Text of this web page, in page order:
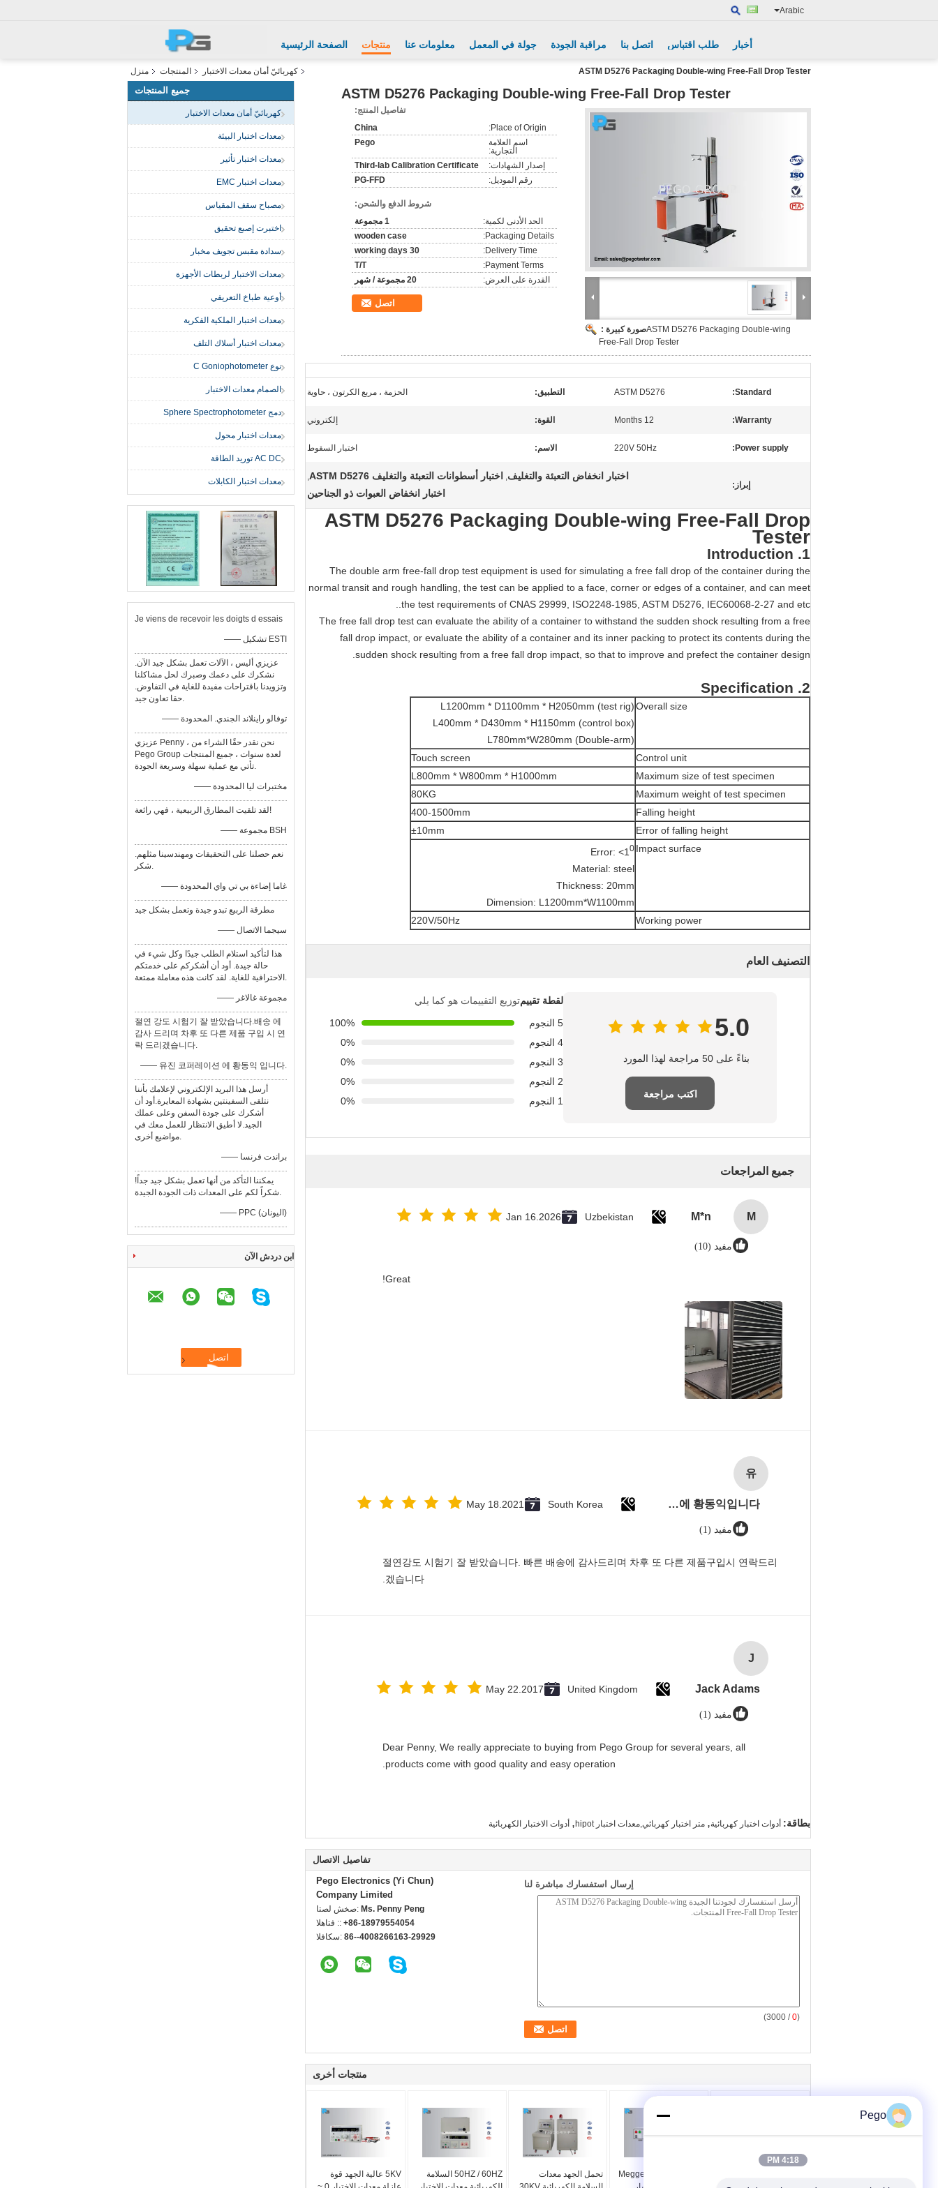
Arabic
الصفحة الرئيسية منتجات معلومات عنا جولة في المعمل مراقبة الجودة اتصل بنا طلب اقتباس أخبار
منزل المنتجات كهربائيّ أمان معدات الاختبار ASTM D5276 Packaging Double-wing Free-Fall Drop Tester
جميع المنتجات
كهربائيّ أمان معدات الاختبار
معدات اختبار البيئة
معدات اختبار تأثير
معدات اختبار EMC
مصباح سقف المقياس
اختبرت إصبع تحقيق
سدادة مقبس تجويف مخبار
معدات الاختبار لربطات الأجهزة
أوعية طباخ التعريفي
معدات اختبار الملكية الفكرية
معدات اختبار أسلاك التلف
نوع C Goniophotometer
الصمام معدات الاختبار
دمج Sphere Spectrophotometer
معدات اختبار محول
AC DC توريد الطاقة
معدات اختبار الكابلات
Je viens de recevoir les doigts d essais
—— تشكيل ESTI
عزيزي أليس ، الآلات تعمل بشكل جيد الآن.
نشكرك على دعمك وصبرك لحل مشاكلنا
وتزويدنا باقتراحات مفيدة للغاية في التفاوض.
حقا تعاون جيد.
—— توفالو راينلاند الجندي. المحدودة
عزيزي Penny ، نحن نقدر حقًا الشراء من
Pego Group لعدة سنوات ، جميع المنتجات
تأتي مع عملية سهلة وسريعة الجودة.
—— مختبرات ليا المحدودة
لقد تلقيت المطارق الربيعية ، فهي رائعة!
—— مجموعة BSH
نعم حصلنا على التحقيقات ومهندسينا مثلهم.
شكر.
—— غاما إضاءة بي تي واي المحدودة
مطرقة الربيع تبدو جيدة وتعمل بشكل جيد
—— سيجما الاتصال
هذا لتأكيد استلام الطلب جيدًا وكل شيء في
حالة جيدة. أود أن أشكركم على خدمتكم
الاحترافية للغاية. لقد كانت هذه معاملة ممتعة.
—— مجموعة غالاغر
절연 강도 시험기 잘 받았습니다.배송 에
감사 드리며 차후 또 다른 제품 구입 시 연
락 드리겠습니다.
—— 유진 코퍼레이션 에 황동익 입니다.
أرسل هذا البريد الإلكتروني لإعلامك بأننا
نتلقى السفينتين بشهادة المعايرة.أود أن
أشكرك على جودة السفن وعلى عملك
الجيد.لا أطيق الانتظار للعمل معك في
مواضيع أخرى.
—— براندت فرنسا
يمكننا التأكد من أنها تعمل بشكل جيد جداً!
شكراً لكم على المعدات ذات الجودة الجيدة.
—— PPC (اليونان)
ابن دردش الآن
ASTM D5276 Packaging Double-wing Free-Fall Drop Tester
صورة كبيرة :ASTM D5276 Packaging Double-wing
Free-Fall Drop Tester
تفاصيل المنتج:
Place of Origin:
China
اسم العلامة
التجارية:
Pego
إصدار الشهادات:
Third-lab Calibration Certificate
رقم الموديل:
PG-FFD
شروط الدفع والشحن:
الحد الأدنى لكمية:
1 مجموعة
Packaging Details:
wooden case
Delivery Time:
30 working days
Payment Terms:
T/T
القدرة على العرض:
20 مجموعة / شهر
اتصل
Standard:
ASTM D5276 التطبيق: الحزمة ، مربع الكرتون ، حاوية
Warranty:
12 Months القوة: إلكتروني
Power supply:
220V 50Hz الاسم: اختبار السقوط
إبراز:
اختبار انخفاض التعبئة والتغليف, اختبار أسطوانات التعبئة والتغليف ASTM D5276 ,
اختبار انخفاض العبوات ذو الجناحين
ASTM D5276 Packaging Double-wing Free-Fall Drop
Tester
1. Introduction
The double arm free-fall drop test equipment is used for simulating a free fall drop of the container during the
normal transit and rough handling, the test can be applied to a face, corner or edges of a container, and can meet
the test requirements of CNAS 29999, ISO2248-1985, ASTM D5276, IEC60068-2-27 and etc..
The free fall drop test can evaluate the ability of a container to withstand the sudden shock resulting from a free
fall drop impact, or evaluate the ability of a container and its inner packing to protect its contents during the
sudden shock resulting from a free fall drop impact, so that to improve and prefect the container design.
2. Specification
Overall size
L1200mm * D1100mm * H2050mm (test rig)
L400mm * D430mm * H1150mm (control box)
L780mm*W280mm (Double-arm)
Control unit
Touch screen
Maximum size of test specimen
L800mm * W800mm * H1000mm
Maximum weight of test specimen
80KG
Falling height
400-1500mm
Error of falling height
±10mm
Impact surface
Error: <1 0
Material: steel
Thickness: 20mm
Dimension: L1200mm*W1100mm
Working power
220V/50Hz
التصنيف العام
5.0
بناءً على 50 مراجعة لهذا المورد
اكتب مراجعة
لقطة تقييمتوزيع التقييمات هو كما يلي
5 النجوم
100%
4 النجوم
0%
3 النجوم
0%
2 النجوم
0%
1 النجوم
0%
جميع المراجعات
M
M*n
Uzbekistan
Jan 16.2026
مفيد (10)
Great!
유
유진코퍼레이션에 황동익입니다.
South Korea
May 18.2021
مفيد (1)
절연강도 시험기 잘 받았습니다. 빠른 배송에 감사드리며 차후 또 다른 제품구입시 연락드리
겠습니다.
J
Jack Adams
United Kingdom
May 22.2017
مفيد (1)
Dear Penny, We really appreciate to buying from Pego Group for several years, all
products come with good quality and easy operation.
بطاقة: أدوات اختبار كهربائية, متر اختبار كهربائي,معدات اختبار hipot , أدوات الاختبار الكهربائية
تفاصيل الاتصال
Pego Electronics (Yi Chun)
Company Limited
اتصل شخص: Ms. Penny Peng
الهاتف :: +86-18979554054
الفاكس: 86--4008266163-29929
إرسال استفسارك مباشرة لنا
(
0
/ 3000)
منتجات أخرى
5KV عالية الجهد قوة
50HZ / 60HZ السلامة
تحمل الجهد معدات
برمجة Megger RK7122
Pego
4:18 PM